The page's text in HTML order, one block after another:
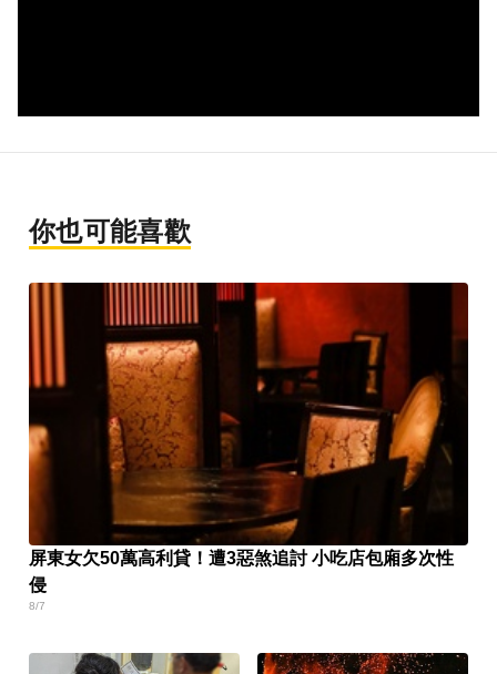
你也可能喜歡
屏東女欠50萬高利貸！遭3惡煞追討 小吃店包廂多次性
侵
8/7